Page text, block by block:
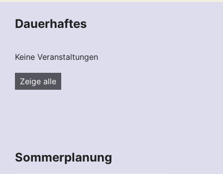
Dauerhaftes
Keine Veranstaltungen
Zeige alle
Sommerplanung